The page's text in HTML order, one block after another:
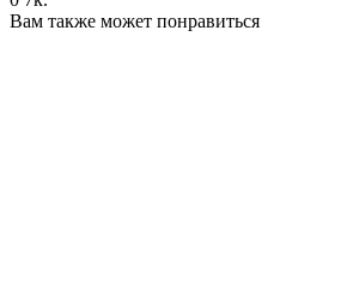
Вам также может понравиться